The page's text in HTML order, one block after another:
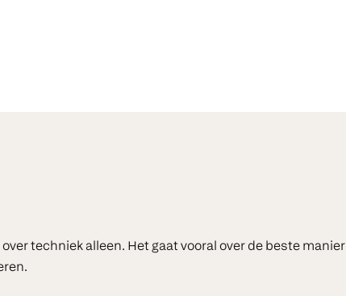
techniek alleen. Het gaat vooral over de beste manier